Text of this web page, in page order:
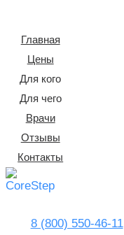
Главная
Цены
Для кого
Для чего
Врачи
Отзывы
Контакты
8 (800) 550-46-11